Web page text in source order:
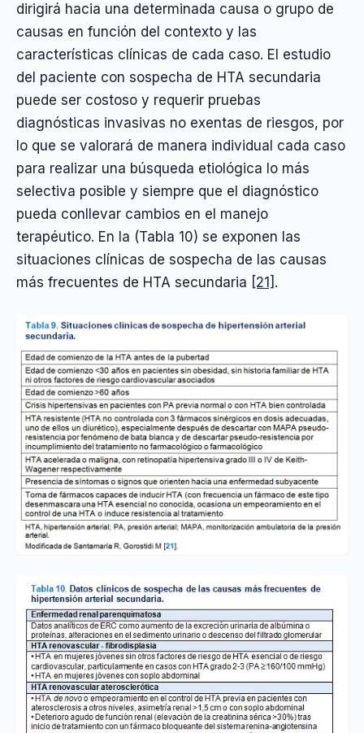
dirigirá hacia una determinada causa o grupo de
causas en función del contexto y las
características clínicas de cada caso. El estudio
del paciente con sospecha de HTA secundaria
puede ser costoso y requerir pruebas
diagnósticas invasivas no exentas de riesgos, por
lo que se valorará de manera individual cada caso
para realizar una búsqueda etiológica lo más
selectiva posible y siempre que el diagnóstico
pueda conllevar cambios en el manejo
terapéutico. En la (Tabla 10) se exponen las
situaciones clínicas de sospecha de las causas
más frecuentes de HTA secundaria [21] .